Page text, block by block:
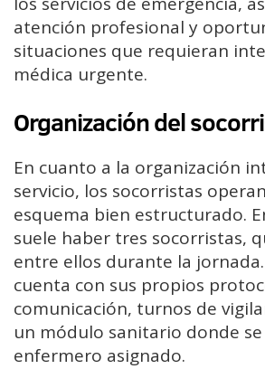
atención profesional y
situaciones que requieran
médica urgente.
Organización del
En cuanto a la organización
servicio, los socorristas
esquema bien estructurado.
suele haber tres socorristas,
entre ellos durante la
cuenta con sus propios
comunicación, turnos de
un módulo sanitario donde
enfermero asignado.